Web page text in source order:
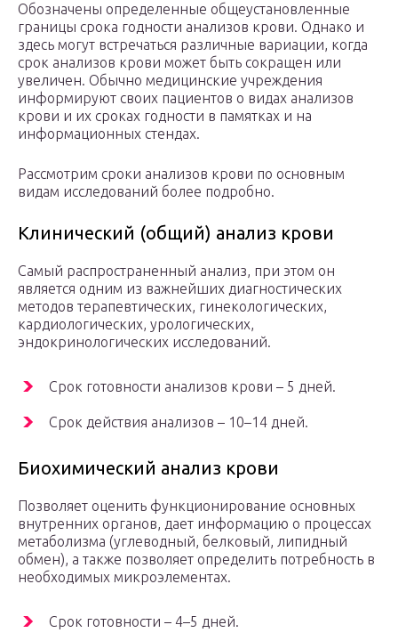
Обозначены определенные общеустановленные
границы срока годности анализов крови. Однако и
здесь могут встречаться различные вариации, когда
срок анализов крови может быть сокращен или
увеличен. Обычно медицинские учреждения
информируют своих пациентов о видах анализов
крови и их сроках годности в памятках и на
информационных стендах.
Рассмотрим сроки анализов крови по основным
видам исследований более подробно.
Клинический (общий) анализ крови
Самый распространенный анализ, при этом он
является одним из важнейших диагностических
методов терапевтических, гинекологических,
кардиологических, урологических,
эндокринологических исследований.
Срок готовности анализов крови – 5 дней.
Срок действия анализов – 10–14 дней.
Биохимический анализ крови
Позволяет оценить функционирование основных
внутренних органов, дает информацию о процессах
метаболизма (углеводный, белковый, липидный
обмен), а также позволяет определить потребность в
необходимых микроэлементах.
Срок готовности – 4–5 дней.